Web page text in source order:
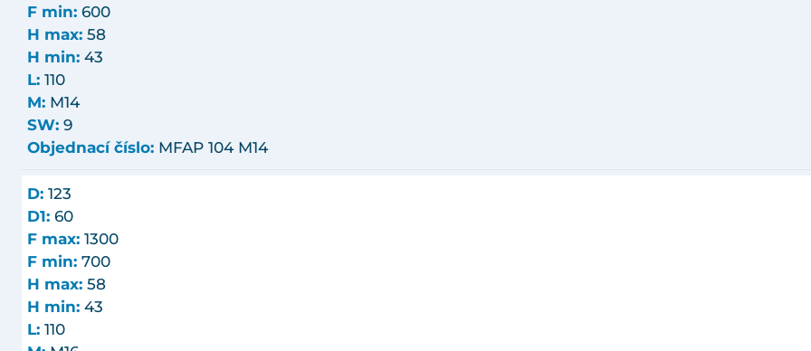
F min: 600
H max: 58
H min: 43
L: 110
M: M14
SW: 9
Objednací číslo: MFAP 104 M14
D: 123
D1: 60
F max: 1300
F min: 700
H max: 58
H min: 43
L: 110